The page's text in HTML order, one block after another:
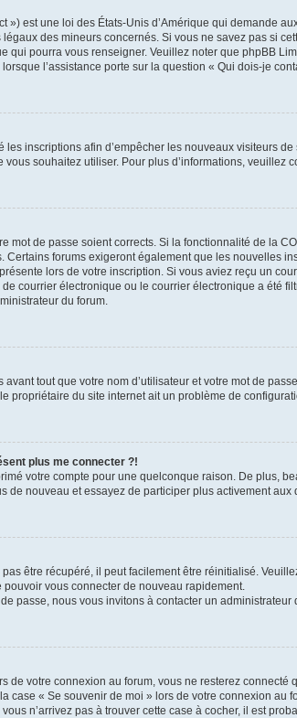
») est une loi des États-Unis d’Amérique qui demande
des mineurs concernés. Si vous ne savez pas si
pourra vous renseigner. Veuillez noter que phpBB
l’assistance porte sur la question « Qui dois-je
inscriptions afin d’empêcher les nouveaux visiteurs
souhaitez utiliser. Pour plus d’informations, veuillez
mot de passe soient corrects. Si la fonctionnalité de la
forums exigeront également que les nouvelles
lors de votre inscription. Si vous aviez reçu un
courrier électronique ou le courrier électronique a été
du forum.
tout que votre nom d’utilisateur et votre mot de
propriétaire du site internet ait un problème de
plus me connecter ?!
votre compte pour une quelconque raison. De plus,
de nouveau et essayez de participer plus activement aux
être récupéré, il peut facilement être réinitialisé.
vous connecter de nouveau rapidement.
passe, nous vous invitons à contacter un administrateur
de votre connexion au forum, vous ne resterez
case « Se souvenir de moi » lors de votre connexion
n’arrivez pas à trouver cette case à cocher, il est